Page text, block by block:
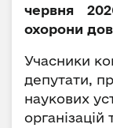
червня
охорони
Учасники
депутати,
наукових